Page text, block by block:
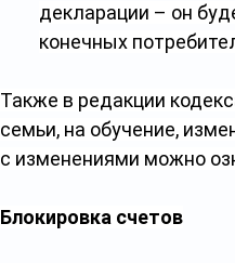
декларации – он
конечных
Также в редакции
семьи, на обучение,
с изменениями можно
Блокировка счетов